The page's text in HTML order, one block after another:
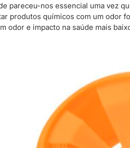
pareceu-nos essencial uma vez
produtos químicos com um odor
odor e impacto na saúde mais